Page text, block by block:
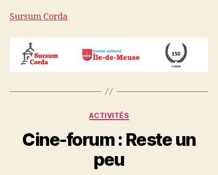
Sursum Corda
Catégories
ACTIVITÉS
Cine-forum : Reste un
peu